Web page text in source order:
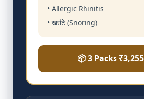
• Allergic Rhinitis
• खर्राटे (Snoring)
📦 3 Packs ₹3,255